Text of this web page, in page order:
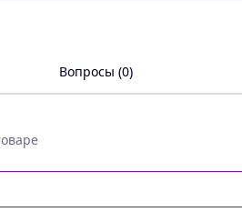
радость и восторг, без
большую роль, а загаданное
Вопросы (0)